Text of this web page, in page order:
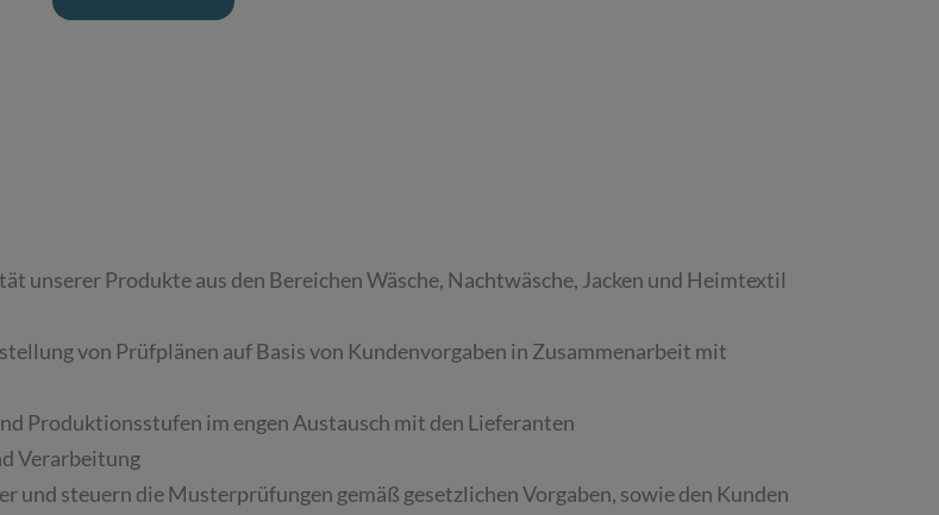
unserer Produkte aus den Bereichen Wäsche, Nachtwäsche, Jacken und Heimtextil
von Prüfplänen auf Basis von Kundenvorgaben in Zusammenarbeit mit
Produktionsstufen im engen Austausch mit den Lieferanten
Verarbeitung
steuern die Musterprüfungen gemäß gesetzlichen Vorgaben, sowie den Kunden